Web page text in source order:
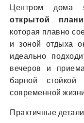
Центром дома
открытой
которая плавно
и зоной отдыха
идеально
вечеров и
барной стойкой
современной
Практичные